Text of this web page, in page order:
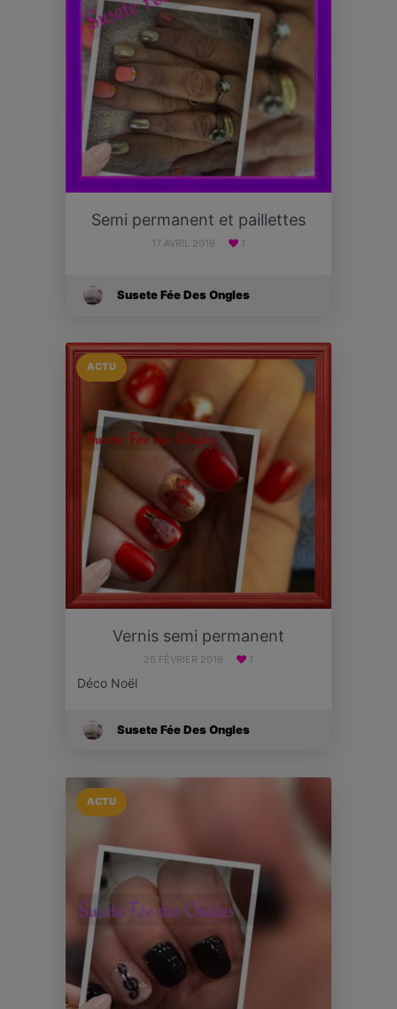
Semi permanent et paillettes
17 AVRIL 2019 1
Susete Fée Des Ongles
ACTU
Vernis semi permanent
26 FÉVRIER 2019 1
Déco Noël
Susete Fée Des Ongles
ACTU